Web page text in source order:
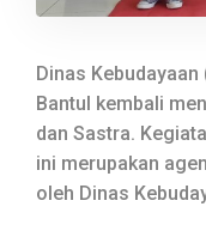
Dinas
Bantul kembali
dan Sastra.
ini merupakan
oleh Dinas